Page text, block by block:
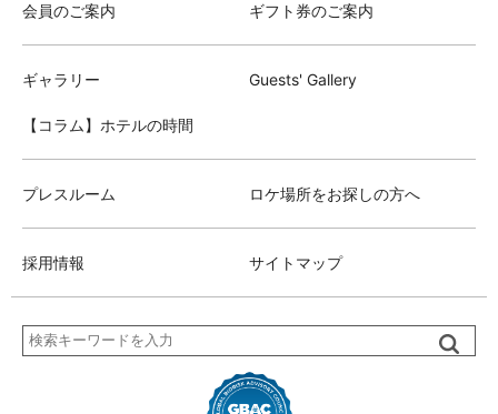
会員のご案内 ギフト券のご案内
ギャラリー Guests' Gallery
【コラム】ホテルの時間
プレスルーム ロケ場所をお探しの方へ
採用情報 サイトマップ